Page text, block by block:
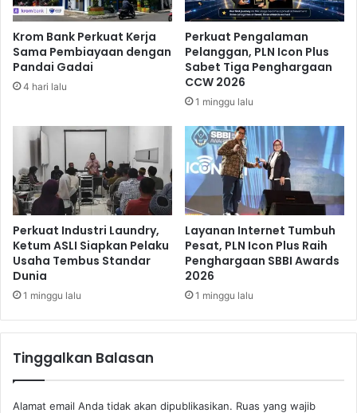
m
b
a
n
g
a
T
e
n
t
a
D
i
g
i
N
i
e
e
n
M
m
S
i
a
p
k
a
n
P
n
Krom Bank Perkuat Kerja
Sama Pembiayaan dengan
Pandai Gadai
4 hari lalu
Perkuat Pengalaman
Pelanggan, PLN Icon Plus
Sabet Tiga Penghargaan
CCW 2026
1 minggu lalu
Perkuat Industri Laundry,
Ketum ASLI Siapkan Pelaku
Usaha Tembus Standar
Dunia
1 minggu lalu
Layanan Internet Tumbuh
Pesat, PLN Icon Plus Raih
Penghargaan SBBI Awards
2026
1 minggu lalu
Tinggalkan Balasan
Alamat email Anda tidak akan dipublikasikan. Ruas yang wajib